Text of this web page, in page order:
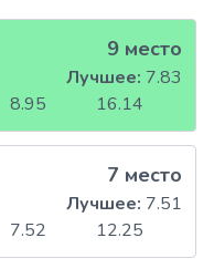
9 место
8.95 16.14
Лучшее: 7.83
7 место
7.52 12.25
Лучшее: 7.51